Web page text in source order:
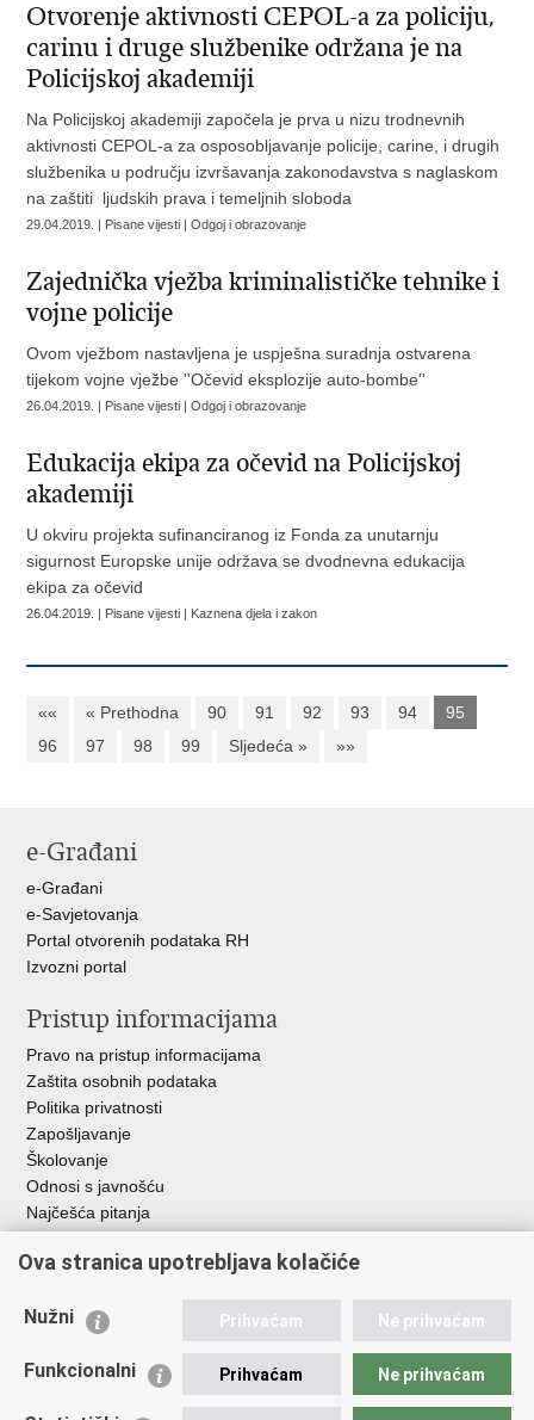
Otvorenje aktivnosti CEPOL-a za policiju,
carinu i druge službenike održana je na
Policijskoj akademiji
Na Policijskoj akademiji započela je prva u nizu trodnevnih
aktivnosti CEPOL-a za osposobljavanje policije, carine, i drugih
službenika u području izvršavanja zakonodavstva s naglaskom
na zaštiti ljudskih prava i temeljnih sloboda
29.04.2019. | Pisane vijesti | Odgoj i obrazovanje
Zajednička vježba kriminalističke tehnike i
vojne policije
Ovom vježbom nastavljena je uspješna suradnja ostvarena
tijekom vojne vježbe ''Očevid eksplozije auto-bombe''
26.04.2019. | Pisane vijesti | Odgoj i obrazovanje
Edukacija ekipa za očevid na Policijskoj
akademiji
U okviru projekta sufinanciranog iz Fonda za unutarnju
sigurnost Europske unije održava se dvodnevna edukacija
ekipa za očevid
26.04.2019. | Pisane vijesti | Kaznena djela i zakon
«« « Prethodna 90 91 92 93 94
95
96
97 98 99 Sljedeća » »»
e-Građani
e-Građani
e-Savjetovanja
Portal otvorenih podataka RH
Izvozni portal
Pristup informacijama
Pravo na pristup informacijama
Zaštita osobnih podataka
Politika privatnosti
Zapošljavanje
Školovanje
Odnosi s javnošću
Najčešća pitanja
Važne poveznice
EMN Nacionalna kontaktna točka za Republiku Hrvatsku
Policijska akademija
Ova stranica upotrebljava kolačiće
Nužni Prihvaćam Ne prihvaćam
Funkcionalni Prihvaćam Ne prihvaćam